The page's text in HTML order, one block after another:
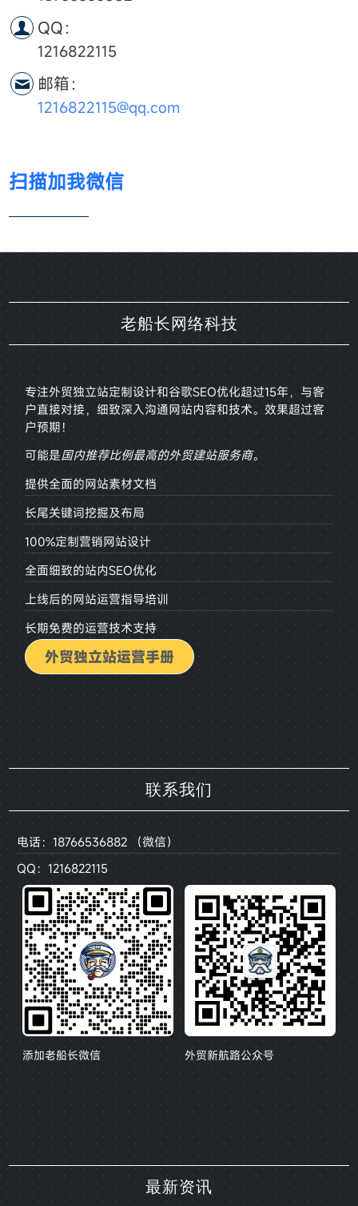
QQ：
1216822115
邮箱：
1216822115@qq.com
扫描加我微信
老船长网络科技
专注外贸独立站定制设计和谷歌SEO优化超过15年，与客
户直接对接，细致深入沟通网站内容和技术。效果超过客
户预期！
可能是国内推荐比例最高的外贸建站服务商。
提供全面的网站素材文档
长尾关键词挖掘及布局
100%定制营销网站设计
全面细致的站内SEO优化
上线后的网站运营指导培训
长期免费的运营技术支持
外贸独立站运营手册
联系我们
电话：18766536882 （微信）
QQ：1216822115
添加老船长微信 外贸新航路公众号
最新资讯